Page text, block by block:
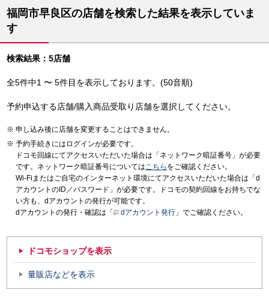
福岡市早良区の店舗を検索した結果を表示していま
す
検索結果：5店舗
全5件中1 〜 5件目を表示しております。(50音順)
予約申込する店舗/購入商品受取り店舗を選択してください。
申し込み後に店舗を変更することはできません。
予約手続きにはログインが必要です。
ドコモ回線にてアクセスいただいた場合は「ネットワーク暗証番号」が必要
です。ネットワーク暗証番号についてはこちら をご確認ください。
Wi-Fiまたはご自宅のインターネット環境にてアクセスいただいた場合は「d
アカウントのID／パスワード」が必要です。ドコモの契約回線をお持ちでな
い方も、dアカウントの発行が可能です。
dアカウントの発行・確認は「
dアカウント発行 」でご確認ください。
ドコモショップを表示
量販店などを表示